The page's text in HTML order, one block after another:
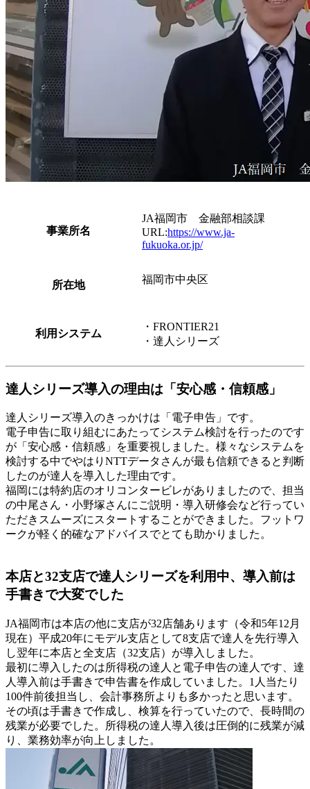
事業所名
JA福岡市 金融部相談課
URL:https://www.ja-
fukuoka.or.jp/
所在地 福岡市中央区
利用システム
・FRONTIER21
・達人シリーズ
達人シリーズ導入の理由は「安心感・信頼感」
達人シリーズ導入のきっかけは「電子申告」 です。
電子申告に取り組むにあたってシステム検討を行ったのです
が 「安心感・信頼感」を重要視 しました。様々なシステムを
検討する中でやはりNTTデータさんが最も信頼できると判断
したのが達人を導入した理由です。
福岡には特約店のオリコンタービレがありましたので、担当
の中尾さん・小野塚さんにご説明・導入研修会など行ってい
ただきスムーズにスタートすることができました。フットワ
ークが軽く的確なアドバイスでとても助かりました。
本店と32支店で達人シリーズを利用中、導入前は
手書きで大変でした
JA福岡市は本店の他に支店が32店舗あります（令和5年12月
現在）平成20年にモデル支店として8支店で達人を先行導入
し翌年に本店と全支店（32支店）が導入しました。
最初に導入したのは所得税の達人と電子申告の達人です、達
人導入前は手書きで申告書を作成していました。1人当たり
100件前後担当し、会計事務所よりも多かったと思います。
その頃は手書きで作成し、検算を行っていたので、長時間の
残業が必要でした。
所得税の達人導入後は圧倒的に残業が減
り、業務効率が向上しました。